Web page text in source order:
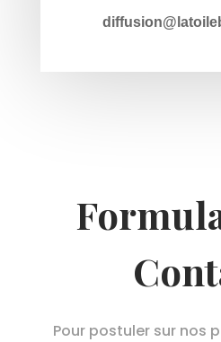
Pour postuler sur nos